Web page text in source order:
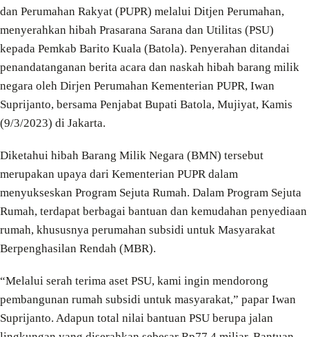
dan Perumahan Rakyat (PUPR) melalui Ditjen Perumahan,
menyerahkan hibah Prasarana Sarana dan Utilitas (PSU)
kepada Pemkab Barito Kuala (Batola). Penyerahan ditandai
penandatanganan berita acara dan naskah hibah barang milik
negara oleh Dirjen Perumahan Kementerian PUPR, Iwan
Suprijanto, bersama Penjabat Bupati Batola, Mujiyat, Kamis
(9/3/2023) di Jakarta.
Diketahui hibah Barang Milik Negara (BMN) tersebut
merupakan upaya dari Kementerian PUPR dalam
menyukseskan Program Sejuta Rumah. Dalam Program Sejuta
Rumah, terdapat berbagai bantuan dan kemudahan penyediaan
rumah, khususnya perumahan subsidi untuk Masyarakat
Berpenghasilan Rendah (MBR).
“Melalui serah terima aset PSU, kami ingin mendorong
pembangunan rumah subsidi untuk masyarakat,” papar Iwan
Suprijanto. Adapun total nilai bantuan PSU berupa jalan